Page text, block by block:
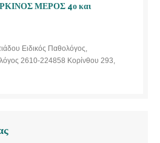
ΜΕΡΟΣ 4ο και
Ειδικός Παθολόγος,
2610-224858 Κορίνθου 293,